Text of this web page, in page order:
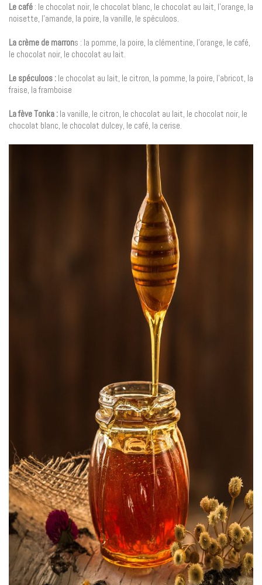
Le café : le chocolat noir, le chocolat blanc, le chocolat au lait, l’orange, la
noisette, l’amande, la poire, la vanille, le spéculoos.
La crème de marrons : la pomme, la poire, la clémentine, l’orange, le café,
le chocolat noir, le chocolat au lait.
Le spéculoos : le chocolat au lait, le citron, la pomme, la poire, l’abricot, la
fraise, la framboise
La fève Tonka : la vanille, le citron, le chocolat au lait, le chocolat noir, le
chocolat blanc, le chocolat dulcey, le café, la cerise.